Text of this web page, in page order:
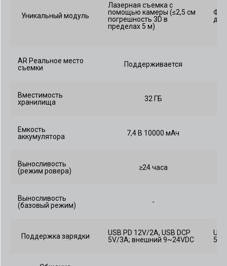
Уникальный модуль
Лазерная съемка с
помощью камеры (≤2,5 см
погрешность 3D в
пределах 5 м)
AR Реальное место
съемки
Поддерживается
Вместимость
хранилища
32 ГБ
Емкость
аккумулятора
7,4 В 10000 мАч
Выносливость
(режим ровера)
≥24 часа
Выносливость
(базовый режим)
-
Поддержка зарядки
USB PD 12V/2A, USB DCP
5V/3A; внешний 9~24VDC
5V/